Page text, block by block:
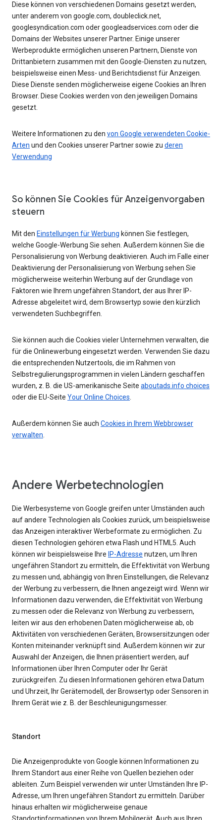
Diese können von verschiedenen Domains gesetzt werden,
unter anderem von google.com, doubleclick.net,
googlesyndication.com oder googleadservices.com oder die
Domains der Websites unserer Partner. Einige unserer
Werbeprodukte ermöglichen unseren Partnern, Dienste von
Drittanbietern zusammen mit den Google-Diensten zu nutzen,
beispielsweise einen Mess- und Berichtsdienst für Anzeigen.
Diese Dienste senden möglicherweise eigene Cookies an Ihren
Browser. Diese Cookies werden von den jeweiligen Domains
gesetzt.
Weitere Informationen zu den von Google verwendeten Cookie-
Arten und den Cookies unserer Partner sowie zu deren
Verwendung
So können Sie Cookies für Anzeigenvorgaben
steuern
Mit den Einstellungen für Werbung können Sie festlegen,
welche Google-Werbung Sie sehen. Außerdem können Sie die
Personalisierung von Werbung deaktivieren. Auch im Falle einer
Deaktivierung der Personalisierung von Werbung sehen Sie
möglicherweise weiterhin Werbung auf der Grundlage von
Faktoren wie Ihrem ungefähren Standort, der aus Ihrer IP-
Adresse abgeleitet wird, dem Browsertyp sowie den kürzlich
verwendeten Suchbegriffen.
Sie können auch die Cookies vieler Unternehmen verwalten, die
für die Onlinewerbung eingesetzt werden. Verwenden Sie dazu
die entsprechenden Nutzertools, die im Rahmen von
Selbstregulierungsprogrammen in vielen Ländern geschaffen
wurden, z. B. die US-amerikanische Seite aboutads.info choices
oder die EU-Seite Your Online Choices.
Außerdem können Sie auch Cookies in Ihrem Webbrowser
verwalten.
Andere Werbetechnologien
Die Werbesysteme von Google greifen unter Umständen auch
auf andere Technologien als Cookies zurück, um beispielsweise
das Anzeigen interaktiver Werbeformate zu ermöglichen. Zu
diesen Technologien gehören etwa Flash und HTML5. Auch
können wir beispielsweise Ihre IP-Adresse nutzen, um Ihren
ungefähren Standort zu ermitteln, die Effektivität von Werbung
zu messen und, abhängig von Ihren Einstellungen, die Relevanz
der Werbung zu verbessern, die Ihnen angezeigt wird. Wenn wir
Informationen dazu verwenden, die Effektivität von Werbung
zu messen oder die Relevanz von Werbung zu verbessern,
leiten wir aus den erhobenen Daten möglicherweise ab, ob
Aktivitäten von verschiedenen Geräten, Browsersitzungen oder
Konten miteinander verknüpft sind. Außerdem können wir zur
Auswahl der Anzeigen, die Ihnen präsentiert werden, auf
Informationen über Ihren Computer oder Ihr Gerät
zurückgreifen. Zu diesen Informationen gehören etwa Datum
und Uhrzeit, Ihr Gerätemodell, der Browsertyp oder Sensoren in
Ihrem Gerät wie z. B. der Beschleunigungsmesser.
Standort
Die Anzeigenprodukte von Google können Informationen zu
Ihrem Standort aus einer Reihe von Quellen beziehen oder
ableiten. Zum Beispiel verwenden wir unter Umständen Ihre IP-
Adresse, um Ihren ungefähren Standort zu ermitteln. Darüber
hinaus erhalten wir möglicherweise genaue